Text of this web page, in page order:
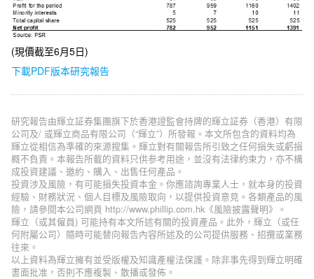
(現價截至6月5日)
下載PDF版本研究報告
研究報告由輝立証券集團旗下於香港證監會持牌的輝立証券（香港）有限
公司及/ 或輝立商品有限公司（“輝立”）所發報。本文所包含的資料均為
輝立從相信為準確的來源搜集。輝立對有關報告所引致之任何損失或虧損
概不負責。本報告所載的資料只供参考用途，並沒有法律約束力，亦不構
成投資建議、邀約、購入、出售任何產品。
投資涉及風險，有可能損失投資本金。你應諮詢專業人士，就本身的投資
經驗、財務狀況、個人目標及風險取向，以提供投資意見。各類產品的風
險，請參閱本公司網頁 http://www.phillip.com.hk《風險披露聲明》。
輝立（或其僱員) 可能持有本文所述有關的投資產品。此外，輝立（或任
何附屬公司）隨時可能替向報告內容所述及的公司提供服務、招攬或業務
往來。
以上資料為輝立擁有並受版權及知識產權法保護。除非事先得到輝立明確
書面批准，否則不應複製、散播或發佈。